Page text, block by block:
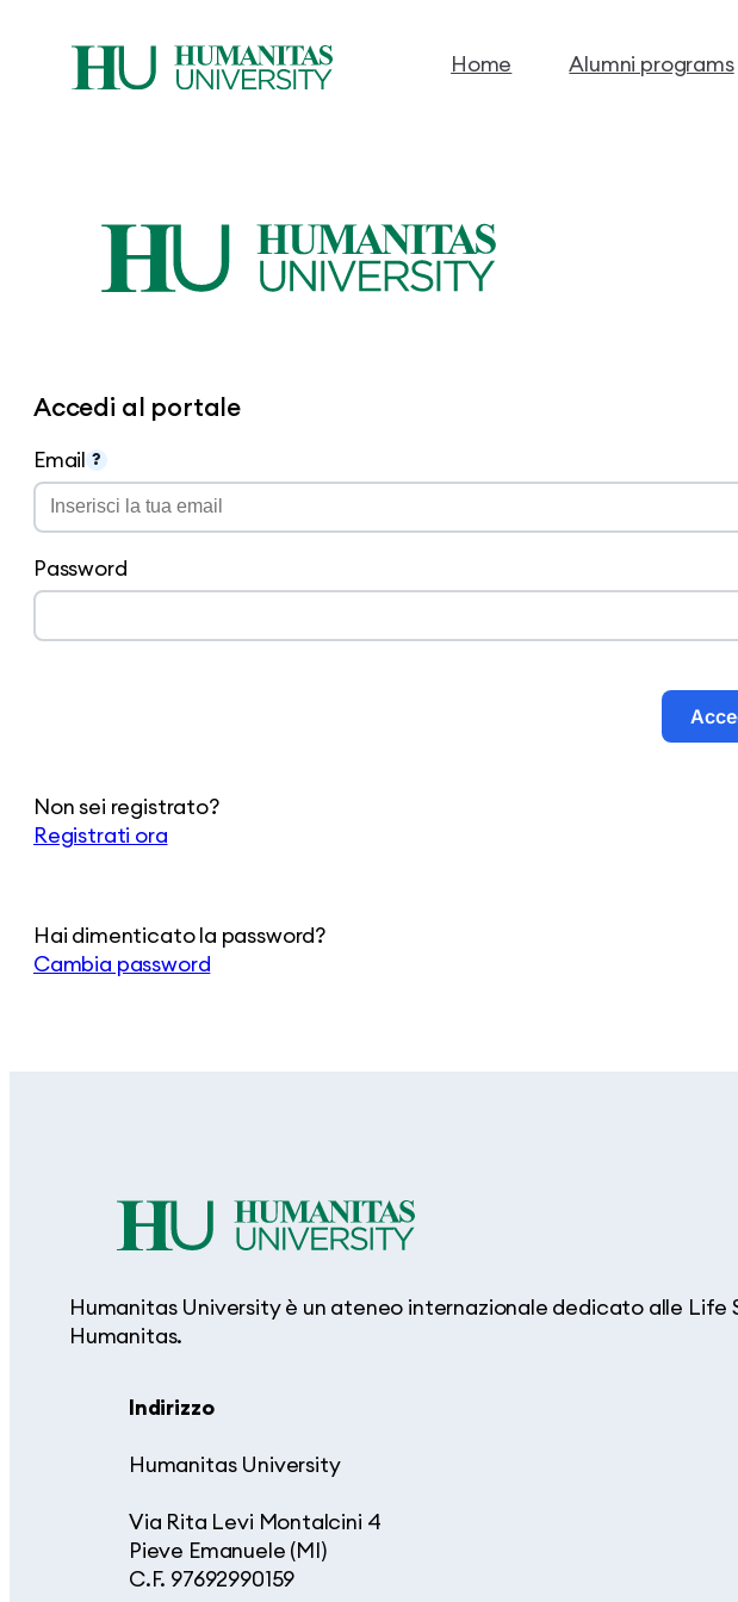
Home Alumni programs
Accedi al portale
Email ?
Password
Non sei registrato?
Registrati ora
Hai dimenticato la password?
Cambia password
Humanitas University è un ateneo internazionale dedicato alle
Humanitas.
Indirizzo
Humanitas University
Via Rita Levi Montalcini 4
Pieve Emanuele (MI)
C.F. 97692990159